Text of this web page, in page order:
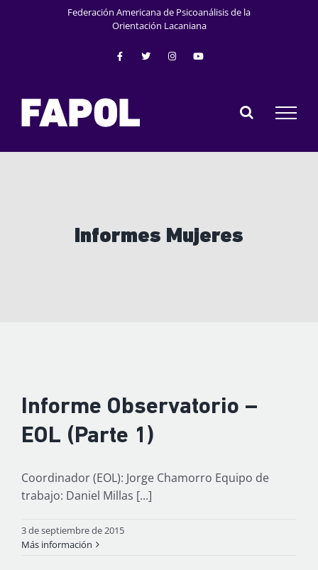
Federación Americana de Psicoanálisis de la
Orientación Lacaniana
Informes Mujeres
Informe Observatorio –
EOL (Parte 1)
Coordinador (EOL): Jorge Chamorro Equipo de
trabajo: Daniel Millas [...]
3 de septiembre de 2015
Más información